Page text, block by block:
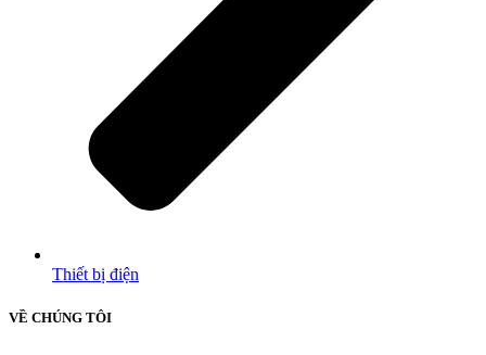
Thiết bị điện
VỀ CHÚNG TÔI